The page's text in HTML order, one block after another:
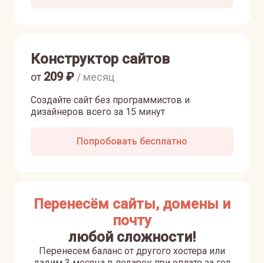
Конструктор сайтов
Создайте сайт без программистов и
дизайнеров всего за 15 минут
от 209₽ / месяц
Попробовать бесплатно
Перенесём сайты, домены и
почту
любой сложности!
Перенесем баланс от другого хостера или